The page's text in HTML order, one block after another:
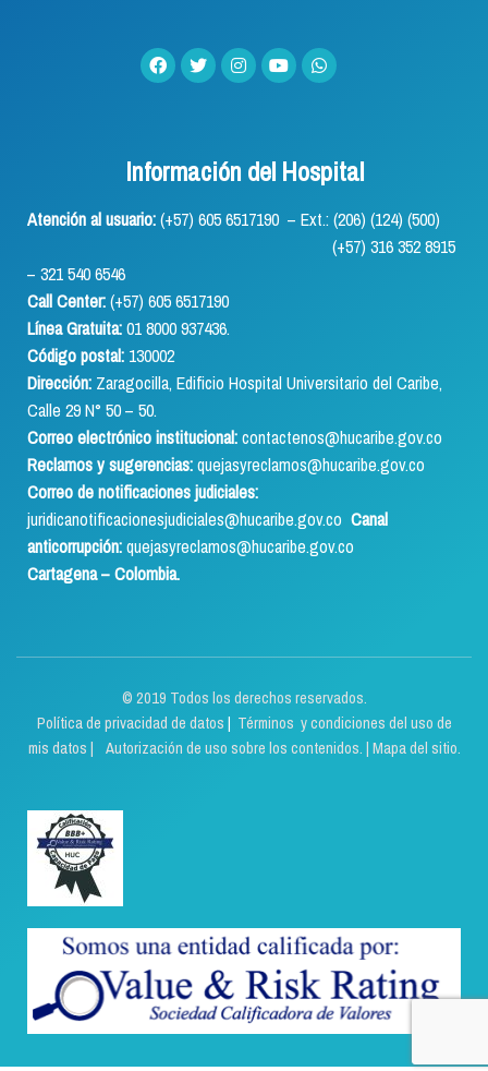
Información del Hospital
Atención al usuario:(+57) 605 6517190 – Ext.: (206) (124) (500)
(+57) 316 352 8915
– 321 540 6546
Call Center:(+57) 605 6517190
Línea Gratuita:01 8000 937436.
Código postal: 130002
Dirección: Zaragocilla, Edificio Hospital Universitario del Caribe,
Calle 29 N° 50 – 50.
Correo electrónico institucional:contactenos@hucaribe.gov.co
Reclamos y sugerencias:quejasyreclamos@hucaribe.gov.co
Correo de notificaciones judiciales:
juridicanotificacionesjudiciales@hucaribe.gov.co Canal
anticorrupción:quejasyreclamos@hucaribe.gov.co
Cartagena – Colombia.
© 2019 Todos los derechos reservados.
Política de privacidad de datos | Términos y condiciones del uso de
mis datos | Autorización de uso sobre los contenidos. | Mapa del sitio.